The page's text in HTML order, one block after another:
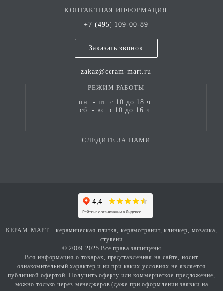
КОНТАКТНАЯ ИНФОРМАЦИЯ
+7 (495) 109-00-89
Заказать звонок
zakaz@ceram-mart.ru
РЕЖИМ РАБОТЫ
пн. - пт.:с 10 до 18 ч.
сб. - вс.:с 10 до 16 ч.
СЛЕДИТЕ ЗА НАМИ
КЕРАМ-МАРТ - керамическая плитка, керамогранит, клинкер, мозаика,
ступени
© 2009-2025 Все права защищены
Вся информация о товарах, представленная на сайте, носит
ознакомительный характер и ни при каких условиях не является
публичной офертой. Получить оферту или коммерческое предложение,
можно только через менеджеров (даже при оформлении заявки на